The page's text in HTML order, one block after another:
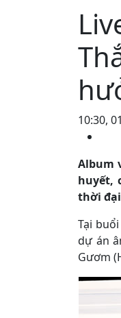
10:30,
Album
huyết,
thời
Tại
dự án
Gươm